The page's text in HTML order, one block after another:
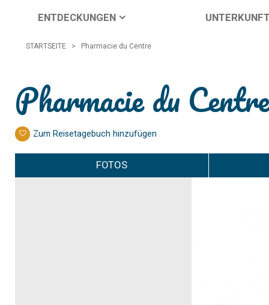
ENTDECKUNGEN
STARTSEITE > Pharmacie du Centre
Pharmacie du
Zum Reisetagebuch hinzufügen
FOTOS